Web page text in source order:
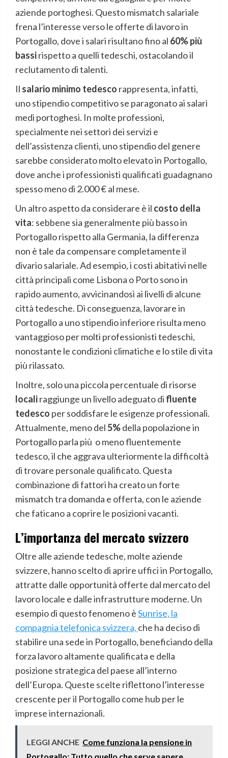
aziende portoghesi. Questo mismatch salariale
frena l’interesse verso le offerte di lavoro in
Portogallo, dove i salari risultano fino al 60% più
bassirispetto a quelli tedeschi, ostacolando il
reclutamento di talenti.
Il salario minimo tedesco rappresenta, infatti,
uno stipendio competitivo se paragonato ai salari
medi portoghesi. In molte professioni,
specialmente nei settori dei servizi e
dell’assistenza clienti, uno stipendio del genere
sarebbe considerato molto elevato in Portogallo,
dove anche i professionisti qualificati guadagnano
spesso meno di 2.000 € al mese.
Un altro aspetto da considerare è il costo della
vita: sebbene sia generalmente più basso in
Portogallo rispetto alla Germania, la differenza
non è tale da compensare completamente il
divario salariale. Ad esempio, i costi abitativi nelle
città principali come Lisbona o Porto sono in
rapido aumento, avvicinandosi ai livelli di alcune
città tedesche. Di conseguenza, lavorare in
Portogallo a uno stipendio inferiore risulta meno
vantaggioso per molti professionisti tedeschi,
nonostante le condizioni climatiche e lo stile di vita
più rilassato.
Inoltre, solo una piccola percentuale di risorse
localiraggiunge un livello adeguato di fluente
tedesco per soddisfare le esigenze professionali.
Attualmente, meno del5%della popolazione in
Portogallo parla più o meno fluentemente
tedesco, il che aggrava ulteriormente la difficoltà
di trovare personale qualificato. Questa
combinazione di fattori ha creato un forte
mismatch tra domanda e offerta, con le aziende
che faticano a coprire le posizioni vacanti.
L’importanza del mercato svizzero
Oltre alle aziende tedesche, molte aziende
svizzere, hanno scelto di aprire uffici in Portogallo,
attratte dalle opportunità offerte dal mercato del
lavoro locale e dalle infrastrutture moderne. Un
esempio di questo fenomeno èSunrise, la
compagnia telefonica svizzera, che ha deciso di
stabilire una sede in Portogallo, beneficiando della
forza lavoro altamente qualificata e della
posizione strategica del paese all’interno
dell’Europa. Queste scelte riflettono l’interesse
crescente per il Portogallo come hub per le
imprese internazionali.
LEGGI ANCHE Come funziona la pensione in